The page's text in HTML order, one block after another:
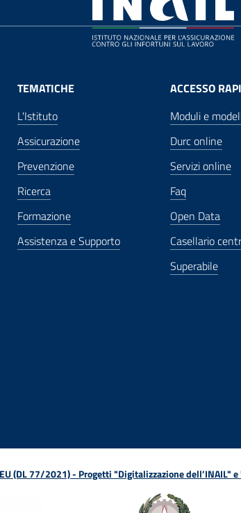
TEMATICHE
L'Istituto
Assicurazione
Prevenzione
Ricerca
Formazione
Assistenza e Supporto
ACCESSO
Moduli e
Durc online
Servizi online
Faq
Open Data
Casellario
Superabile
(DL 77/2021) - Progetti "Digitalizzazione dell’INAIL"